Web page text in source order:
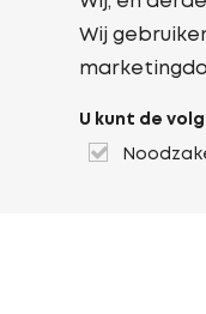
Wij
U kunt de